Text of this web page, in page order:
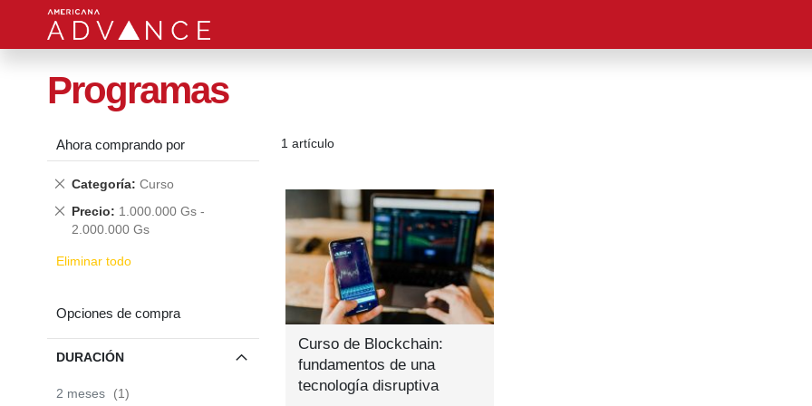
Programas
1 artículo
Curso de Blockchain:
fundamentos de una
tecnología disruptiva
Ahora comprando por
Categoría Curso
Quitar
producto
Precio
1.000.000 Gs -
2.000.000 Gs
Quitar
este
Eliminar todo
Opciones de compra
DURACIÓN
2 meses 1item